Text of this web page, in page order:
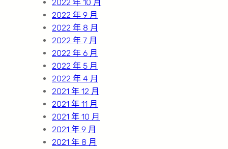
2022 年 10 月
2022 年 9 月
2022 年 8 月
2022 年 7 月
2022 年 6 月
2022 年 5 月
2022 年 4 月
2021 年 12 月
2021 年 11 月
2021 年 10 月
2021 年 9 月
2021 年 8 月